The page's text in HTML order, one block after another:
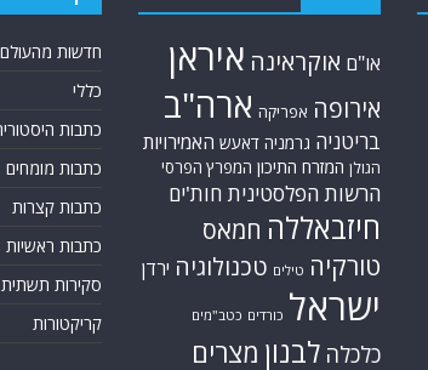
או"ם אוקראינה איראן
אירופה אפריקה ארה"ב
בריטניה גרמניה דאעש האמירויות
הגולן המזרח התיכון המפרץ הפרסי
הרשות הפלסטינית חות'ים
חיזבאללה חמאס
טורקיה טילים טכנולוגיה ירדן
ישראל כורדים כטב"מים
כלכלה לבנון מצרים
חדשות מהעולם
כללי
כתבות
כתבות מומחים
כתבות קצרות
כתבות ראשיות
סקירות תשתית
קריקטורות